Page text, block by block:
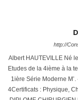
http://
Albert HAUTEVILLE Né
Etudes de la 4ième à la
1ière Série Moderne
4Certificats : Physique,